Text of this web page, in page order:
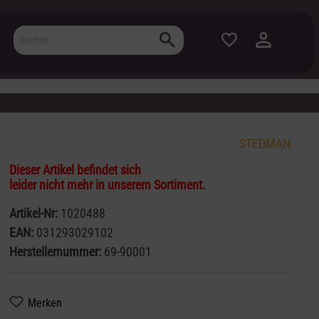
STEDMAN
Dieser Artikel befindet sich
leider nicht mehr in unserem Sortiment.
Artikel-Nr: 1020488
EAN: 031293029102
Herstellernummer: 69-90001
Merken